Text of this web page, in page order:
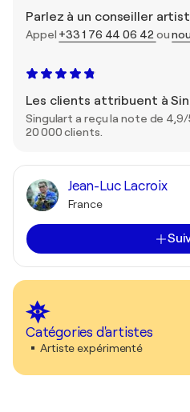
Parlez à un conseiller
Appel +33 1 76 44 06 42 ou
Les clients attribuent à
Singulart a reçu la note de
20 000 clients.
Jean-Luc Lacroix
France
Catégories d'artistes
Artiste expérimenté